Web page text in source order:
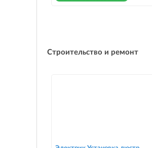
Строительство и ремонт